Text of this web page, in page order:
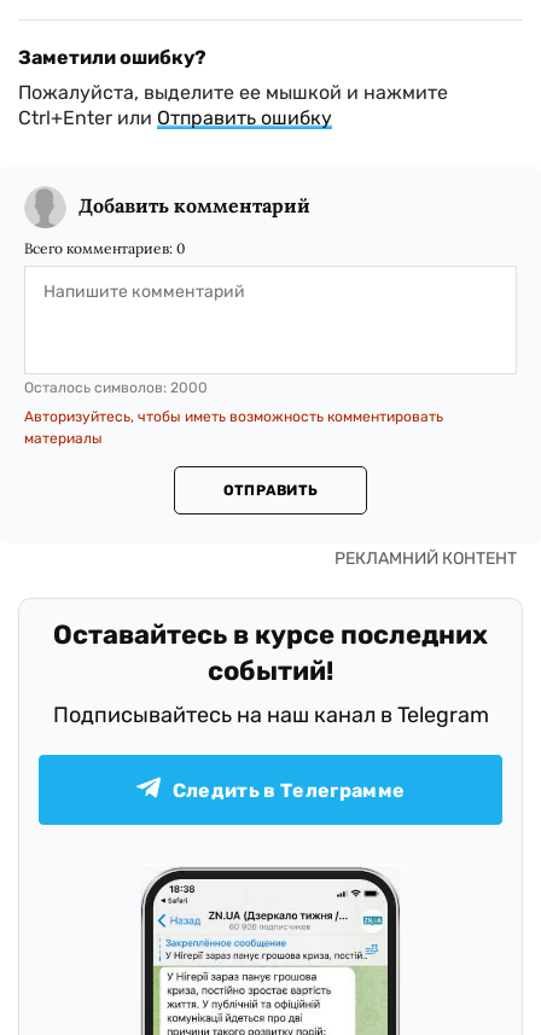
Заметили ошибку?
Пожалуйста, выделите ее мышкой и нажмите
Ctrl+Enter или Отправить ошибку
Добавить комментарий
Всего комментариев: 0
Осталось символов: 2000
Авторизуйтесь, чтобы иметь возможность комментировать
материалы
ОТПРАВИТЬ
Оставайтесь в курсе последних
событий!
Подписывайтесь на наш канал в Telegram
Следить в Телеграмме